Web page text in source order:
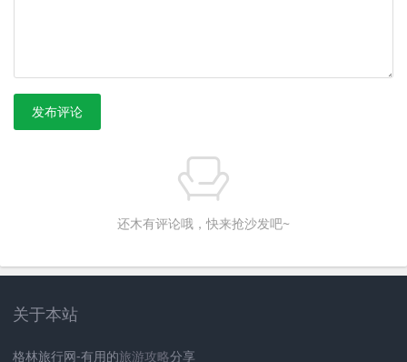
发布评论
还木有评论哦，快来抢沙发吧~
关于本站
格林旅行网-有用的旅游攻略分享